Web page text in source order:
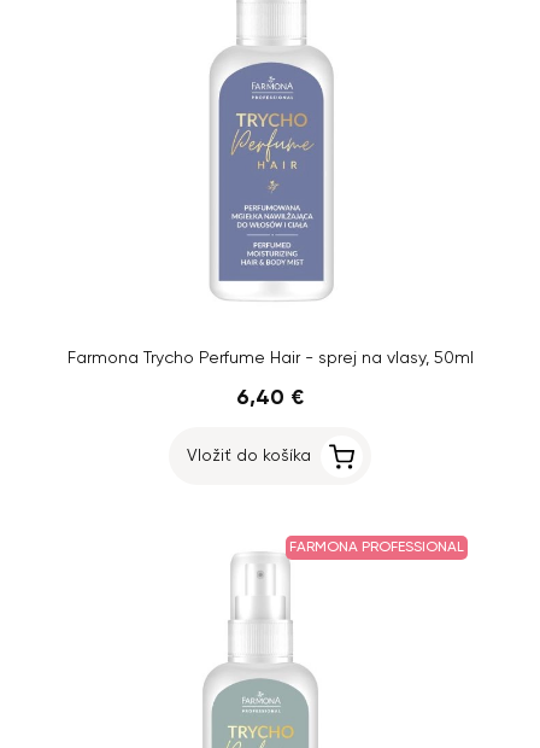
Farmona Trycho Perfume Hair - sprej na vlasy, 50ml
6,40 €
Vložiť do košíka
FARMONA PROFESSIONAL